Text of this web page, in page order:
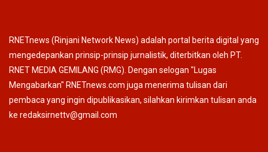
RNETnews (Rinjani Network News) adalah portal berita digital yang
mengedepankan prinsip-prinsip jurnalistik, diterbitkan oleh PT.
RNET MEDIA GEMILANG (RMG). Dengan selogan "Lugas
Mengabarkan" RNETnews.com juga menerima tulisan dari
pembaca yang ingin dipublikasikan, silahkan kirimkan tulisan anda
ke redaksirnettv@gmail.com